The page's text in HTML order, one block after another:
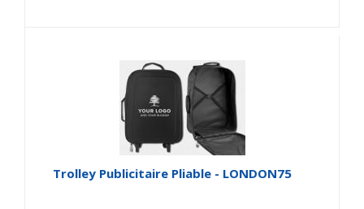
Trolley Publicitaire Pliable - LONDON75